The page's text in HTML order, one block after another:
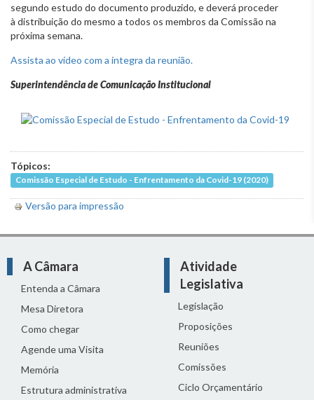
segundo estudo do documento produzido, e deverá proceder
à distribuição do mesmo a todos os membros da Comissão na
próxima semana.
Assista ao vídeo com a íntegra da reunião.
Superintendência de Comunicação Institucional
Tópicos:
Comissão Especial de Estudo - Enfrentamento da Covid-19 (2020)
Versão para impressão
A Câmara
Entenda a Câmara
Mesa Diretora
Como chegar
Agende uma Visita
Memória
Estrutura administrativa
Atividade
Legislativa
Legislação
Proposições
Reuniões
Comissões
Ciclo Orçamentário